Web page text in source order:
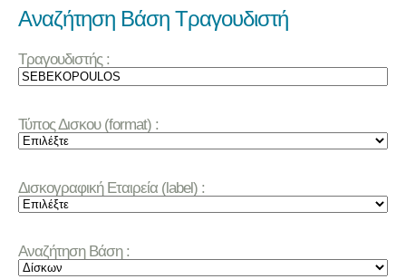
Αναζήτηση Βάση Τραγουδιστή
Τραγουδιστής :
Τύπος Δισκου (format) :
Δισκογραφική Εταιρεία (label) :
Αναζήτηση Βάση :